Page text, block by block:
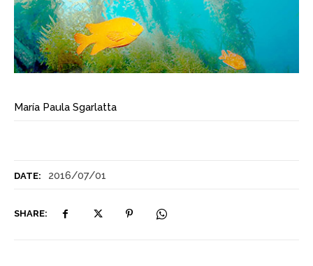
DATE: 2016/07/01
SHARE:
María Paula Sgarlatta